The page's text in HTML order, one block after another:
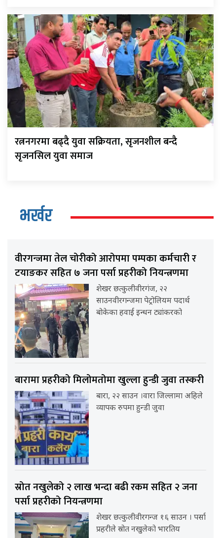
रत्ननगरमा बढ्दै युवा सक्रियता, सृजनशील बन्दै
सृजनसिल युवा समाज
भर्खर
वीरगन्जमा तेल चोरीको आरोपमा पम्पका कर्मचारी र
टयाङकर सहित ७ जना पर्सा प्रहरीको नियन्त्रणमा
शेखर छत्कुलीवीरगंज, २२
साउनवीरगन्जमा पेट्रोलियम पदार्थ
बोकेका हवाई इन्धन ट्यांकरको
बारामा प्रहरीको मिलोमतोमा खुल्ला हुन्डी जुवा तस्करी
बारा, २२ साउन ।वारा जिल्लामा अहिले
व्यापक रुपमा हुन्डी जुवा
स्रोत नखुलेको २ लाख भन्दा बढी रकम सहित २ जना
पर्सा प्रहरीको नियन्त्रणमा
शेखर छत्कुलीवीरगन्ज १६ साउन । पर्सा
प्रहरीले स्रोत नखुलेको भारतिय